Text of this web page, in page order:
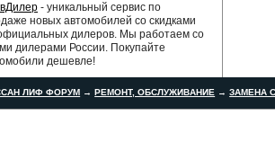
- уникальный сервис по
новых автомобилей со скидками
дилеров. Мы работаем со
дилерами России. Покупайте
дешевле!
ЛИФ ФОРУМ →РЕМОНТ, ОБСЛУЖИВАНИЕ →ЗАМЕНА